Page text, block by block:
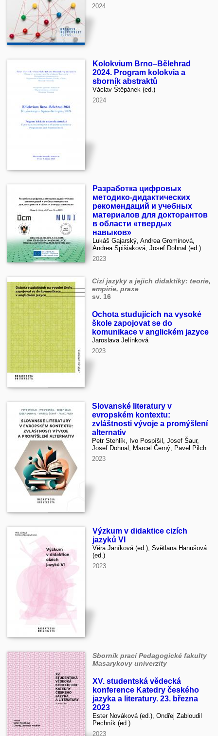
2024
Kolokvium Brno–Bělehrad
2024. Program kolokvia a
sborník abstraktů
Václav Štěpánek (ed.)
2024
Разработка цифровых
методико-дидактических
рекомендаций и учебных
материалов для докторантов
в области «твердых
навыков»
Lukáš Gajarský, Andrea Grominová,
Andrea Spišiaková; Josef Dohnal (ed.)
2023
Cizí jazyky a jejich didaktiky: teorie,
empirie, praxe
sv. 16
Ochota studujících na vysoké
škole zapojovat se do
komunikace v anglickém jazyce
Jaroslava Jelínková
2023
Slovanské literatury v
evropském kontextu:
zvláštnosti vývoje a promýšlení
alternativ
Petr Stehlík, Ivo Pospíšil, Josef Šaur,
Josef Dohnal, Marcel Černý, Pavel Pilch
2023
Výzkum v didaktice cizích
jazyků VI
Věra Janíková (ed.), Světlana Hanušová
(ed.)
2023
Sborník prací Pedagogické fakulty
Masarykovy univerzity
XV. studentská vědecká
konference Katedry českého
jazyka a literatury. 23. března
2023
Ester Nováková (ed.), Ondřej Zabloudil
Pechník (ed.)
2023